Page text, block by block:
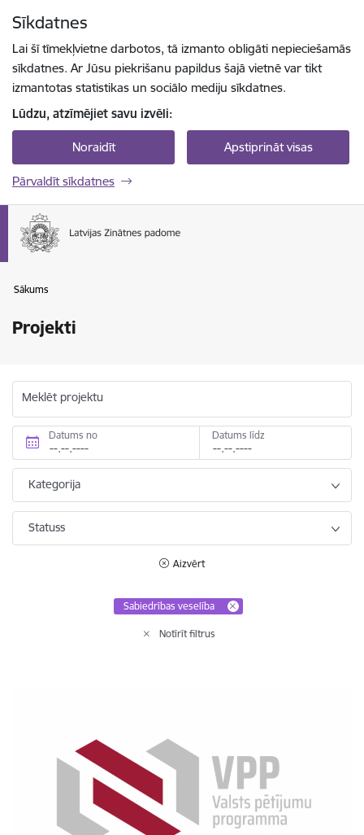
Sīkdatnes
Lai šī tīmekļvietne darbotos, tā izmanto obligāti nepieciešamās
sīkdatnes. Ar Jūsu piekrišanu papildus šajā vietnē var tikt
izmantotas statistikas un sociālo mediju sīkdatnes.
Lūdzu, atzīmējiet savu izvēli:
Noraidīt Apstiprināt visas
Pārvaldīt sīkdatnes
Sākums
Projekti
Meklēt projektu
Datums no Datums līdz
Kategorija
Statuss
Aizvērt
Sabiedrības veselība
Notīrīt filtrus